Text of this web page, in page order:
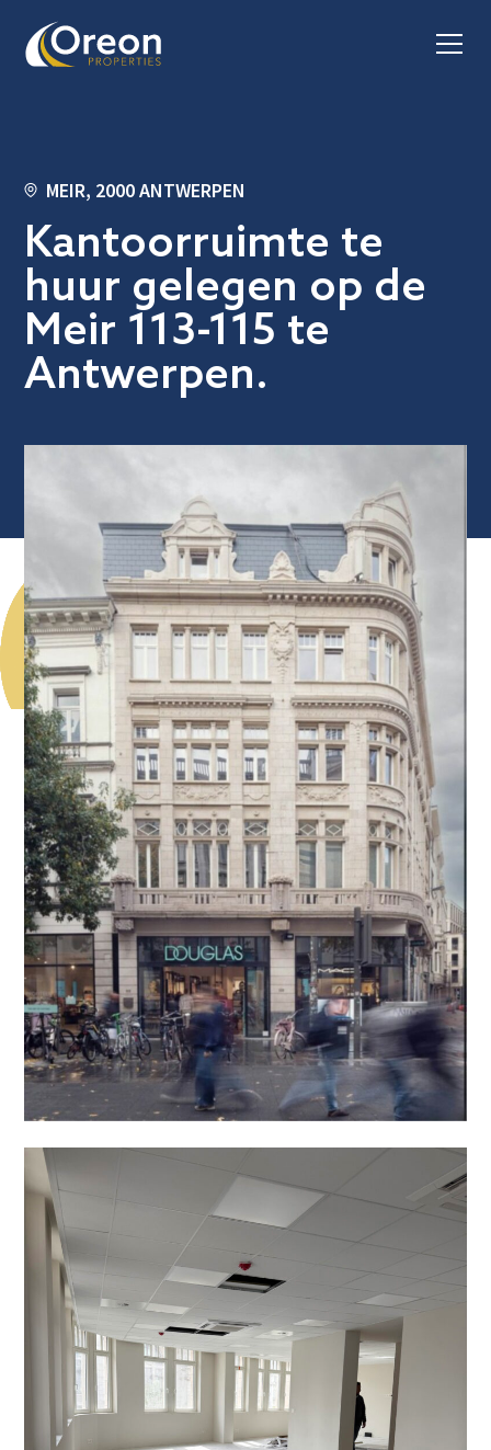
MEIR, 2000 ANTWERPEN
Kantoorruimte te
huur gelegen op de
Meir 113-115 te
Antwerpen.